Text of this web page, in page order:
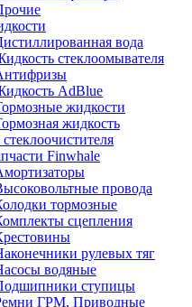
вода
стеклоомывателя
AdBlue
жидкости
жидкость
Finwhale
провода
тормозные
сцепления
рулевых тяг
водяные
ступицы
ГРМ, Приводные